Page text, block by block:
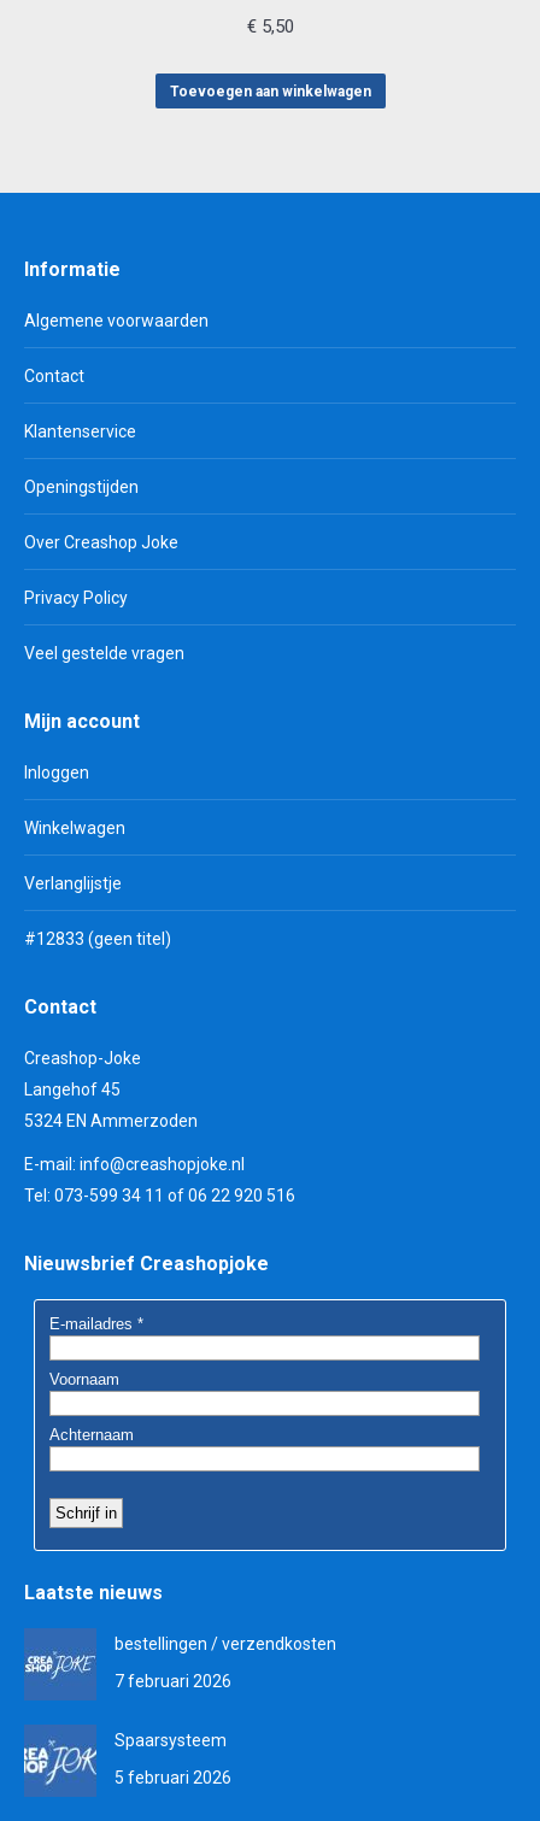
€5,50
Toevoegen aan winkelwagen
Informatie
Algemene voorwaarden
Contact
Klantenservice
Openingstijden
Over Creashop Joke
Privacy Policy
Veel gestelde vragen
Mijn account
Inloggen
Winkelwagen
Verlanglijstje
#12833 (geen titel)
Contact
Creashop-Joke
Langehof 45
5324 EN Ammerzoden
E-mail: info@creashopjoke.nl
Tel: 073-599 34 11 of 06 22 920 516
Nieuwsbrief Creashopjoke
Laatste nieuws
bestellingen / verzendkosten
7 februari 2026
Spaarsysteem
5 februari 2026